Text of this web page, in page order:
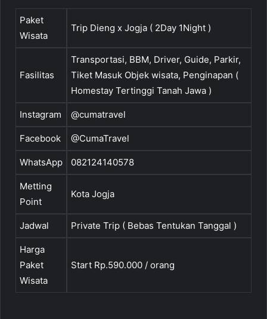
Paket
Wisata
Trip Dieng x Jogja ( 2Day 1Night )
Fasilitas
Transportasi, BBM, Driver, Guide, Parkir,
Tiket Masuk Objek wisata, Penginapan (
Homestay Tertinggi Tanah Jawa )
Instagram @cumatravel
Facebook @CumaTravel
WhatsApp 082124140578
Metting
Point
Kota Jogja
Jadwal Private Trip ( Bebas Tentukan Tanggal )
Harga
Paket
Wisata
Start Rp.590.000 / orang